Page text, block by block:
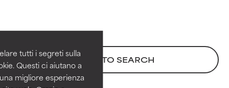
tutti i segreti sulla
Questi ci aiutano a
migliore esperienza
BACK TO SEARCH
Comprovati e sostenuti da studi
indipendenti. Ingrediente attivo
eccezionale per la maggior
parte dei tipi di pelle o dei
Comprovati e sostenuti da studi
indipendenti. Ingrediente attivo
eccezionale per la maggior
parte dei tipi di pelle o dei